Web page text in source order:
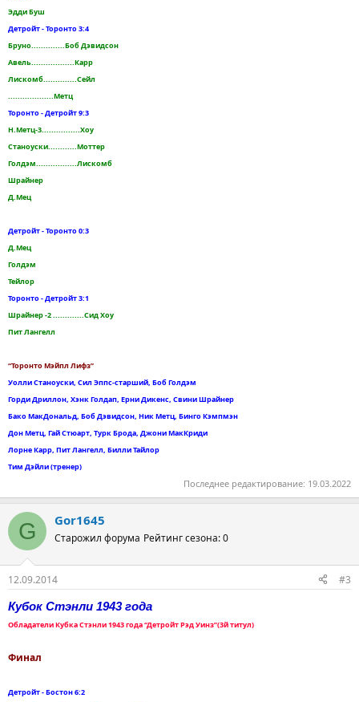
Эдди Буш
Детройт - Торонто 3:4
Бруно..............Боб Дэвидсон
Авель..................Карр
Лискомб..............Сейл
...................Метц
Торонто - Детройт 9:3
Н.Метц-3................Хоу
Станоуски............Моттер
Голдэм.................Лискомб
Шрайнер
Д.Мец
Детройт - Торонто 0:3
Д.Мец
Голдэм
Тейлор
Торонто - Детройт 3:1
Шрайнер -2 .............Сид Хоу
Пит Лангелл
“Торонто Мэйпл Лифз”
Уолли Станоуски, Сил Эппс-старший, Боб Голдэм
Горди Дриллон, Хэнк Голдап, Ерни Дикенс, Свини Шрайнер
Бако МакДональд, Боб Дэвидсон, Ник Метц, Бинго Кэмпмэн
Дон Метц, Гай Стюарт, Турк Брода, Джони МакКриди
Лорне Карр, Пит Лангелл, Билли Тайлор
Тим Дэйли (тренер)
Последнее редактирование: 19.03.2022
G Gor1645
Старожил форума Рейтинг сезона: 0
12.09.2014
#3
Кубок Стэнли 1943 года
Обладатели Кубка Стэнли 1943 года “Детройт Рэд Уинз”(3й титул)
Финал
Детройт - Бостон 6:2